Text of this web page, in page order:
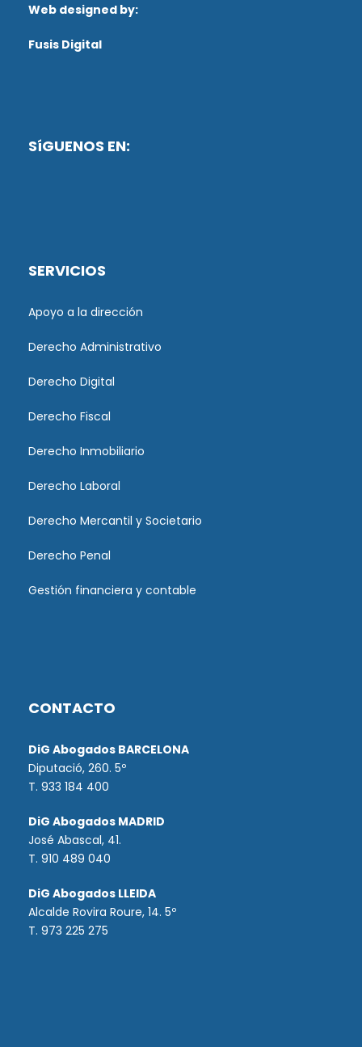
Web designed by:
Fusis Digital
SíGUENOS EN:
SERVICIOS
Apoyo a la dirección
Derecho Administrativo
Derecho Digital
Derecho Fiscal
Derecho Inmobiliario
Derecho Laboral
Derecho Mercantil y Societario
Derecho Penal
Gestión financiera y contable
CONTACTO
DiG Abogados BARCELONA
Diputació, 260. 5º
T. 933 184 400
DiG Abogados MADRID
José Abascal, 41.
T. 910 489 040
DiG Abogados LLEIDA
Alcalde Rovira Roure, 14. 5º
T. 973 225 275